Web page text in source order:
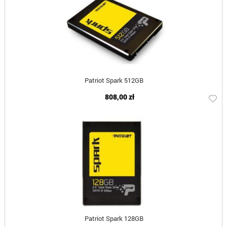
Patriot Spark 512GB
808,00 zł
Patriot Spark 128GB